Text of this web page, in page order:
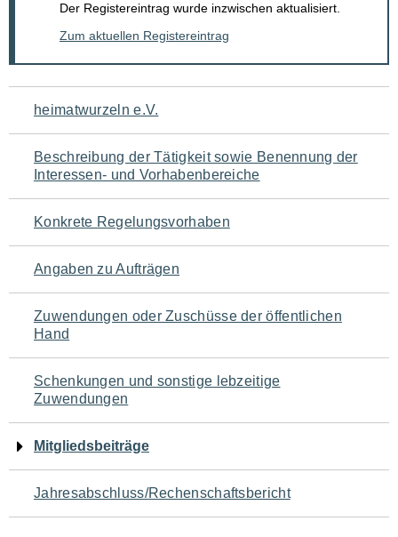
Der Registereintrag wurde inzwischen aktualisiert.
Zum aktuellen Registereintrag
Navigation
für
den
Seiteninhalt
heimatwurzeln e.V.
Beschreibung der Tätigkeit sowie Benennung der
Interessen- und Vorhabenbereiche
Konkrete Regelungsvorhaben
Angaben zu Aufträgen
Zuwendungen oder Zuschüsse der öffentlichen
Hand
Schenkungen und sonstige lebzeitige
Zuwendungen
Mitgliedsbeiträge
Jahresabschluss/Rechenschaftsbericht